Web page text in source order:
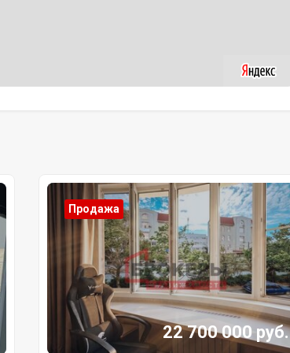
Продажа
22 700 000 руб.